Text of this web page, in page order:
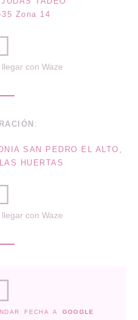
Zona 14
con Waze
:
SAN PEDRO EL ALTO,
HUERTAS
con Waze
FECHA A GOOGLE